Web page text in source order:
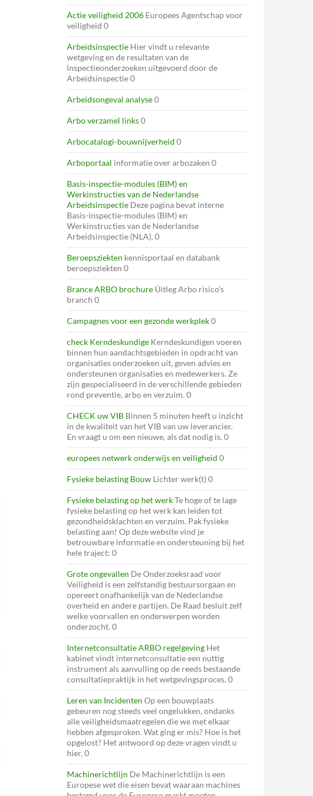
Actie veiligheid 2006 Europees Agentschap voor
veiligheid 0
Arbeidsinspectie Hier vindt u relevante
wetgeving en de resultaten van de
inspectieonderzoeken uitgevoerd door de
Arbeidsinspectie 0
Arbeidsongeval analyse0
Arbo verzamel links0
Arbocatalogi-bouwnijverheid 0
Arboportaal informatie over arbozaken 0
Basis-inspectie-modules (BIM) en
Werkinstructies van de Nederlandse
Arbeidsinspectie Deze pagina bevat interne
Basis-inspectie-modules (BIM) en
Werkinstructies van de Nederlandse
Arbeidsinspectie (NLA). 0
Beroepsziekten kennisportaal en databank
beroepsziekten 0
Brance ARBO brochure Úitleg Arbo risico’s
branch 0
Campagnes voor een gezonde werkplek0
check Kerndeskundige Kerndeskundigen voeren
binnen hun aandachtsgebieden in opdracht van
organisaties onderzoeken uit, geven advies en
ondersteunen organisaties en medewerkers. Ze
zijn gespecialiseerd in de verschillende gebieden
rond preventie, arbo en verzuim. 0
CHECK uw VIB Binnen 5 minuten heeft u inzicht
in de kwaliteit van het VIB van uw leverancier.
En vraagt u om een nieuwe, als dat nodig is. 0
europees netwerk onderwijs en veiligheid 0
Fysieke belasting Bouw Lichter werk(t) 0
Fysieke belasting op het werkTe hoge of te lage
fysieke belasting op het werk kan leiden tot
gezondheidsklachten en verzuim. Pak fysieke
belasting aan! Op deze website vind je
betrouwbare informatie en ondersteuning bij het
hele traject: 0
Grote ongevallen De Onderzoeksraad voor
Veiligheid is een zelfstandig bestuursorgaan en
opereert onafhankelijk van de Nederlandse
overheid en andere partijen. De Raad besluit zelf
welke voorvallen en onderwerpen worden
onderzocht. 0
Internetconsultatie ARBO regelgeving Het
kabinet vindt internetconsultatie een nuttig
instrument als aanvulling op de reeds bestaande
consultatiepraktijk in het wetgevingsproces. 0
Leren van Incidenten Op een bouwplaats
gebeuren nog steeds veel ongelukken, ondanks
alle veiligheidsmaatregelen die we met elkaar
hebben afgesproken. Wat ging er mis? Hoe is het
opgelost? Het antwoord op deze vragen vindt u
hier. 0
Machinerichtlijn De Machinerichtlijn is een
Europese wet die eisen bevat waaraan machines